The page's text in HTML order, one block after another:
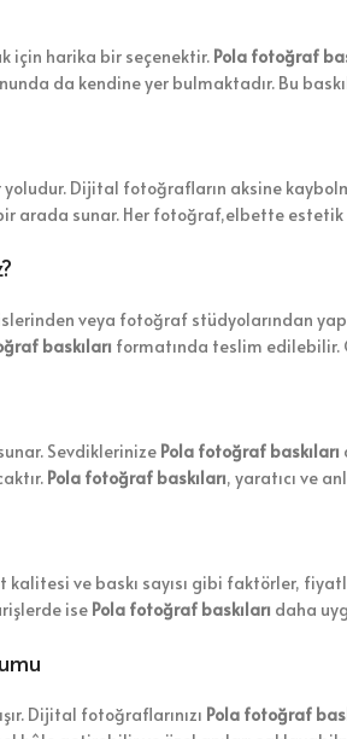
için harika bir seçenektir. Pola fotoğraf
da kendine yer bulmaktadır. Bu
yoludur. Dijital fotoğrafların aksine
arada sunar. Her fotoğraf,elbette
veya fotoğraf stüdyolarından
baskıları formatında teslim
Sevdiklerinize Pola fotoğraf baskıları
Pola fotoğraf baskıları, yaratıcı ve
kalitesi ve baskı sayısı gibi faktörler,
ise Pola fotoğraf baskıları daha
Dijital fotoğraflarınızı Pola fotoğraf